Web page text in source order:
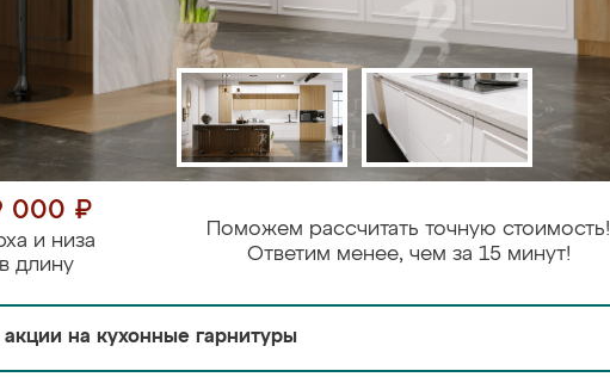
000 ₽
и низа
длину
Поможем рассчитать точную стоимость!
Ответим менее, чем за 15 минут!
акции на кухонные гарнитуры